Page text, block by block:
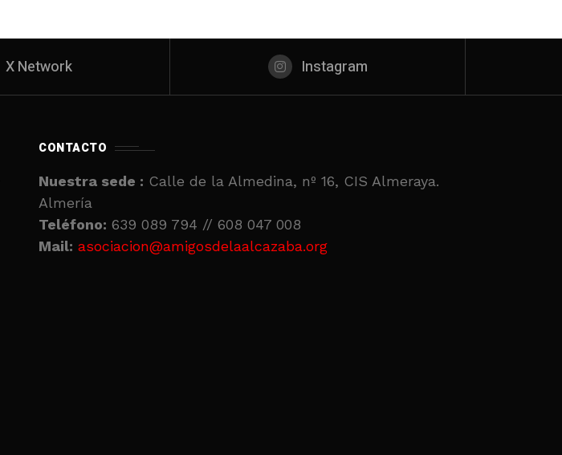
X Network Instagram
CONTACTO
Nuestra sede : Calle de la Almedina, nº 16, CIS Almeraya.
Almería
Teléfono: 639 089 794 // 608 047 008
Mail: asociacion@amigosdelaalcazaba.org